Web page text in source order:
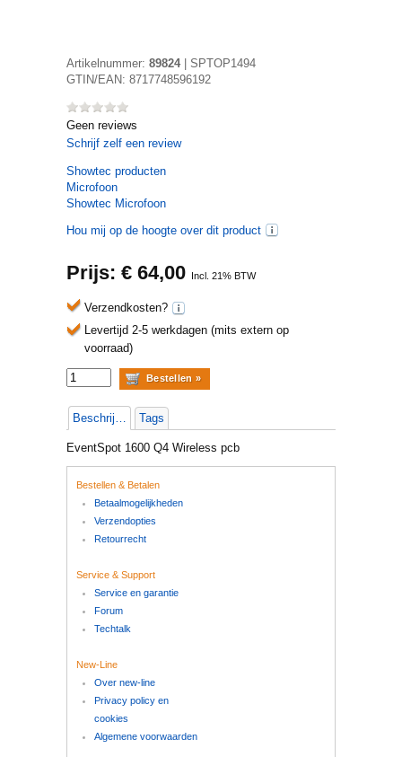
Artikelnummer: 89824| SPTOP1494
GTIN/EAN: 8717748596192
Geen reviews
Schrijf zelf een review
Showtec producten
Microfoon
Showtec Microfoon
Hou mij op de hoogte over dit product
Prijs: € 64,00 Incl. 21% BTW
Verzendkosten?
Levertijd 2-5 werkdagen (mits extern op
voorraad)
Beschrijving Tags
EventSpot 1600 Q4 Wireless pcb
Bestellen & Betalen
Betaalmogelijkheden
Verzendopties
Retourrecht
Service & Support
Service en garantie
Forum
Techtalk
New-Line
Over new-line
Privacy policy en
cookies
Algemene voorwaarden